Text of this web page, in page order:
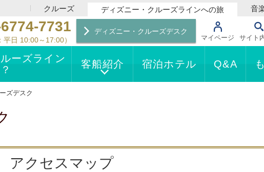
クルーズ ディズニー・クルーズラインへの旅 音
サイト
マイページ
7731
平日 10:00～17:00）
ディズニー・クルーズデスク
ーズライン
客船紹介 宿泊ホテル Q&A
ズデスク
アクセスマップ